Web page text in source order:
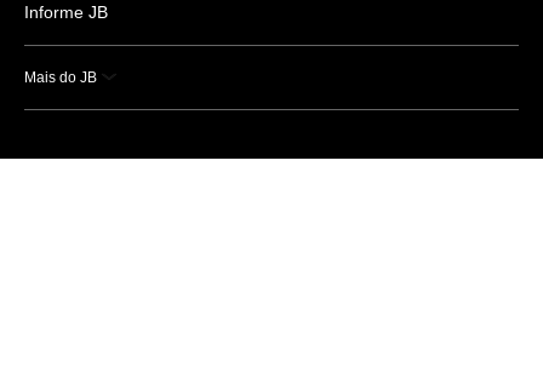
Informe JB
Mais do JB
Esportes